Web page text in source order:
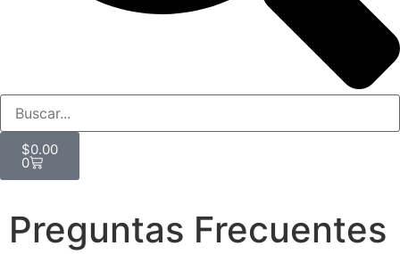
$0.00
0
Preguntas Frecuentes